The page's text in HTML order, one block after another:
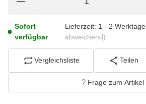
Sofort
verfügbar
Lieferzeit: 1 - 2 Werktage
abweichend)
Vergleichsliste Teilen
Frage zum Artikel